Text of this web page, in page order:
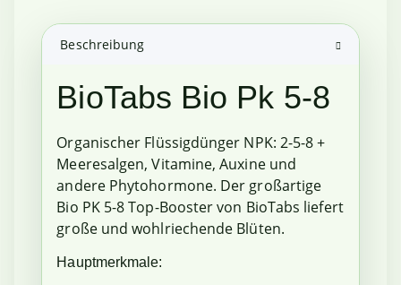
Beschreibung
BioTabs Bio Pk 5-8
Organischer Flüssigdünger NPK: 2-5-8 +
Meeresalgen, Vitamine, Auxine und
andere Phytohormone. Der großartige
Bio PK 5-8 Top-Booster von BioTabs liefert
große und wohlriechende Blüten.
Hauptmerkmale: